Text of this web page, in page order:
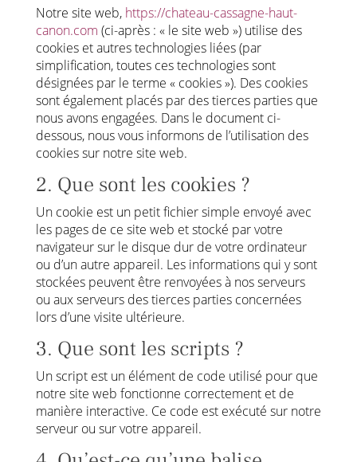
Notre site web, https://chateau-cassagne-haut-
canon.com (ci-après : « le site web ») utilise des
cookies et autres technologies liées (par
simplification, toutes ces technologies sont
désignées par le terme « cookies »). Des cookies
sont également placés par des tierces parties que
nous avons engagées. Dans le document ci-
dessous, nous vous informons de l’utilisation des
cookies sur notre site web.
2. Que sont les cookies ?
Un cookie est un petit fichier simple envoyé avec
les pages de ce site web et stocké par votre
navigateur sur le disque dur de votre ordinateur
ou d’un autre appareil. Les informations qui y sont
stockées peuvent être renvoyées à nos serveurs
ou aux serveurs des tierces parties concernées
lors d’une visite ultérieure.
3. Que sont les scripts ?
Un script est un élément de code utilisé pour que
notre site web fonctionne correctement et de
manière interactive. Ce code est exécuté sur notre
serveur ou sur votre appareil.